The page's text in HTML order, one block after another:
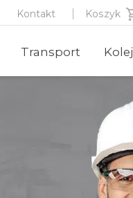
Kontakt Koszyk
Transport Kolej